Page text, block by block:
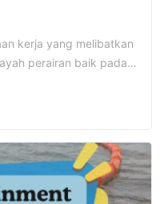
kerja yang melibatkan
perairan baik pada…